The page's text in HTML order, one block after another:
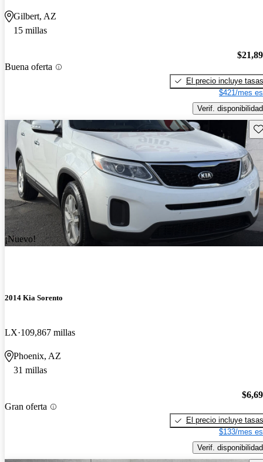
Gilbert, AZ
15 millas
Buena oferta
El precio incluye tasas
$421/mes
Verif. disponibilidad
¡Nuevo!
2014 Kia Sorento
LX 109,867 millas
Phoenix, AZ
31 millas
Gran oferta
El precio incluye tasas
$133/mes
Verif. disponibilidad